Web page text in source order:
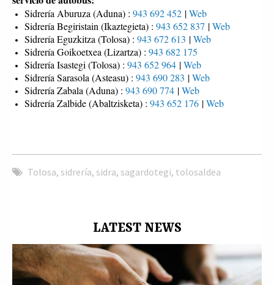
Sidrería Aburuza (Aduna) : 943 692 452 |Web
Sidrería Begiristain (Ikaztegieta) : 943 652 837 |Web
Sidrería Eguzkitza (Tolosa) : 943 672 613 |Web
Sidrería Goikoetxea (Lizartza) : 943 682 175
Sidrería Isastegi (Tolosa) : 943 652 964 |Web
Sidrería Sarasola (Asteasu) : 943 690 283 |Web
Sidrería Zabala (Aduna) : 943 690 774 |Web
Sidrería Zalbide (Abaltzisketa) : 943 652 176 |Web
Tolosa, sidrería, sidra, sagardotegi, tolosaldea
LATEST NEWS